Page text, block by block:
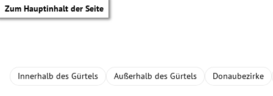
Zum Hauptinhalt der Seite
Innerhalb des Gürtels Außerhalb des Gürtels Donaubezirke